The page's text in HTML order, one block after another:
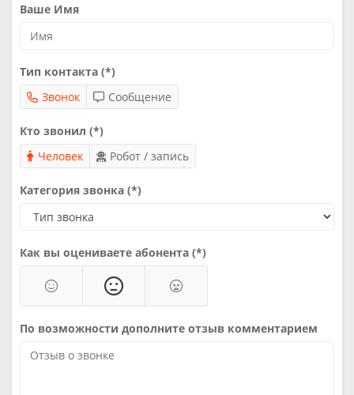
Ваше Имя
Тип контакта (*)
Звонок
Сообщение
Кто звонил (*)
Человек
Робот / запись
Категория звонка (*)
Как вы оцениваете абонента (*)
По возможности дополните отзыв комментарием